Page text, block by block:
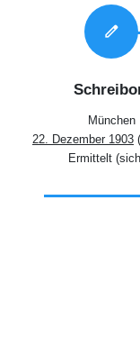
edit
München
22. Dezember 1903
Ermittelt